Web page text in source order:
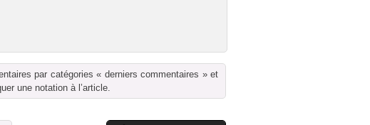
par catégories « derniers commentaires » et
une notation à l’article.